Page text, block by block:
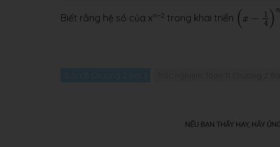
Biết rằng hệ số của xn−2 trong khai triển ( x −
1
4 ) n
(x